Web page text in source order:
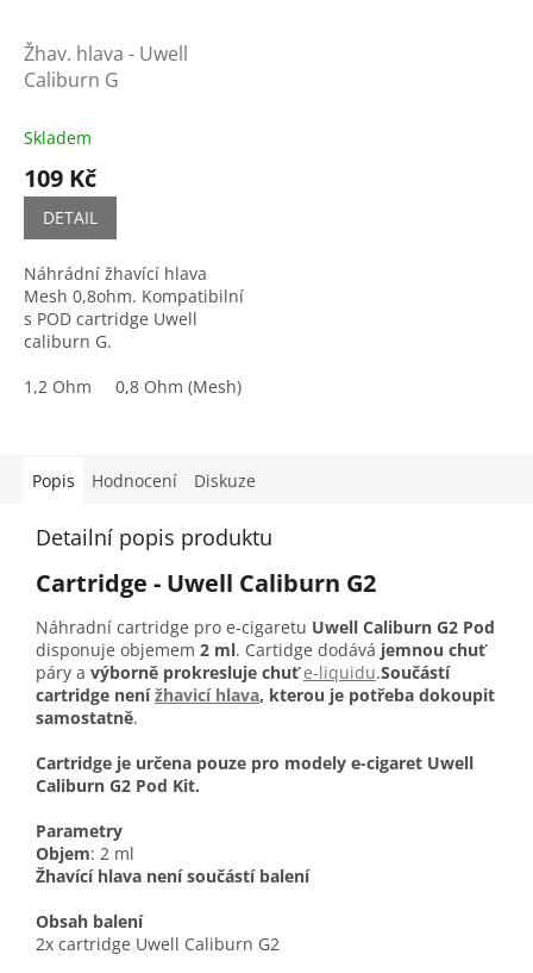
Žhav. hlava - Uwell
Caliburn G
Skladem
109 Kč
DETAIL
Náhrádní žhavící hlava
Mesh 0,8ohm. Kompatibilní
s POD cartridge Uwell
caliburn G.
1,2 Ohm
0,8 Ohm (Mesh)
Popis Hodnocení Diskuze
Detailní popis produktu
Cartridge - Uwell Caliburn G2
Náhradní cartridge pro e-cigaretu Uwell Caliburn G2 Pod
disponuje objemem 2 ml. Cartidge dodává jemnou chuť
páry a výborně prokresluje chuť e-liquidu.Součástí
cartridge nenížhavicí hlava, kterou je potřeba dokoupit
samostatně.
Cartridge je určena pouze pro modely e-cigaret Uwell
Caliburn G2 Pod Kit.
Parametry
Objem: 2 ml
Žhavící hlava není součástí balení
Obsah balení
2x cartridge Uwell Caliburn G2